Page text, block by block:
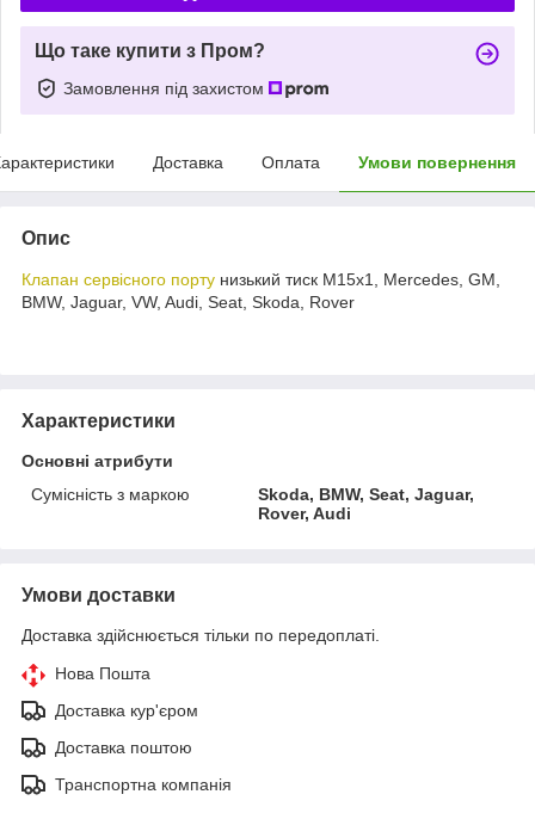
Що таке купити з Пром?
Замовлення під захистом
Доставка Оплата Умови повернення
Опис
Клапан сервісного порту низький тиск М15х1, Mercedes, GM,
BMW, Jaguar, VW, Audi, Seat, Skoda, Rover
Характеристики
Основні атрибути
Сумісність з маркою
Skoda, BMW, Seat, Jaguar,
Rover, Audi
Умови доставки
Доставка здійснюється тільки по передоплаті.
Нова Пошта
Доставка кур'єром
Доставка поштою
Транспортна компанія